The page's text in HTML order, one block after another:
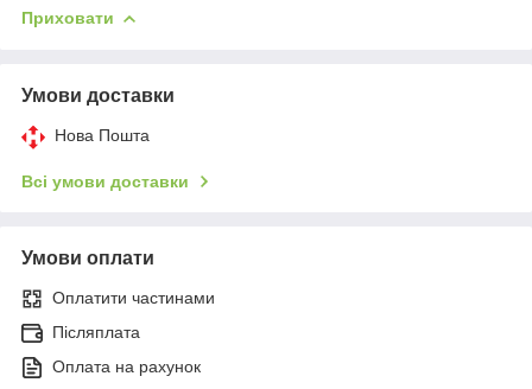
Приховати
Умови доставки
Нова Пошта
Всі умови доставки
Умови оплати
Оплатити частинами
Післяплата
Оплата на рахунок